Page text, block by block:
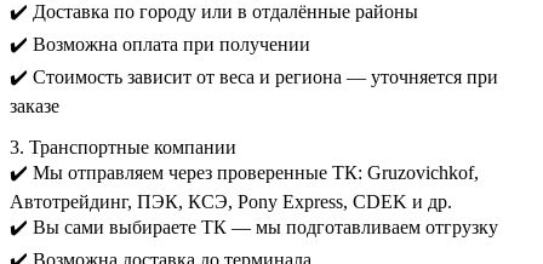
✔️ Доставка по городу или в отдалённые районы
✔️ Возможна оплата при получении
✔️ Стоимость зависит от веса и региона — уточняется при
заказе
3. Транспортные компании
✔️ Мы отправляем через проверенные ТК: Gruzovichkof,
Автотрейдинг, ПЭК, КСЭ, Pony Express, CDEK и др.
✔️ Вы сами выбираете ТК — мы подготавливаем отгрузку